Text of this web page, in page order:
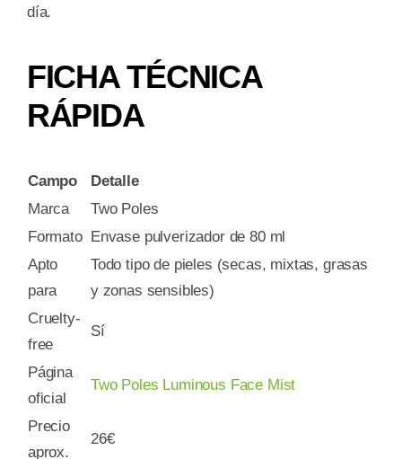
día.
FICHA TÉCNICA
RÁPIDA
Campo
Detalle
Marca
Two Poles
Formato Envase pulverizador de 80 ml
Apto
para
Todo tipo de pieles (secas, mixtas, grasas
y zonas sensibles)
Cruelty-
free
Sí
Página
oficial
Two Poles Luminous Face Mist
Precio
aprox.
26€